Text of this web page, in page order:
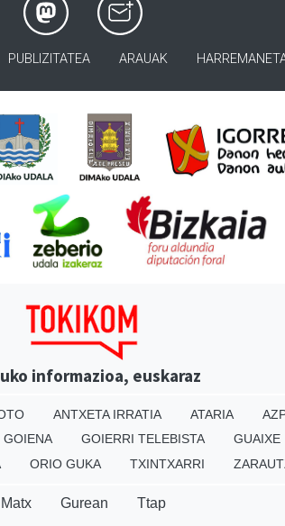
PUBLIZITATEA ARAUAK
informazioa, euskaraz
ANTXETA IRRATIA ATARIA
GOIENA GOIERRI TELEBISTA
GUAIXE
ORIO GUKA TXINTXARRI
Matx Gurean Ttap